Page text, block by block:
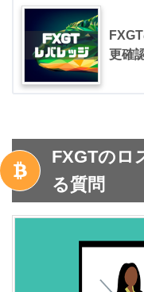
更確
FXGTのロ
る質問